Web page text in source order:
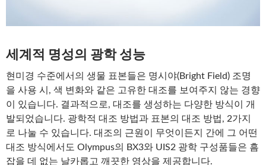
세계적 명성의 광학 성능
현미경 수준에서의 생물 표본들은 명시야(Bright Field) 조명
을 사용 시, 색 변화와 같은 고유한 대조를 보여주지 않는 경향
이 있습니다. 결과적으로, 대조를 생성하는 다양한 방식이 개
발되었습니다. 광학적 대조 방법과 표본의 대조 방법, 2가지
로 나눌 수 있습니다. 대조의 근원이 무엇이든지 간에 그 어떤
대조 방식에서도 Olympus의 BX3와 UIS2 광학 구성품들은 흠
잡을 데 없는 날카롭고 깨끗한 영상을 제공합니다.